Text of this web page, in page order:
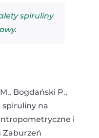
spiruliny
.
Bogdański P.,
spiruliny na
i
Zaburzeń